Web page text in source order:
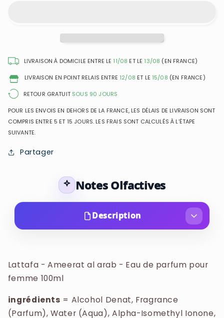
Rose
Eau
de
pour
femme
Rose
Eau
de
pour
femme
LIVRAISON À DOMICILE ENTRE LE 11/08 ET LE 13/08 (EN FRANCE)
LIVRAISON EN POINT RELAIS ENTRE 12/08 ET LE 15/08 (EN FRANCE)
RETOUR GRATUIT SOUS 90 JOURS
POUR LES ENVOIS EN DEHORS DE LA FRANCE, LES DÉLAIS DE LIVRAISON SONT
COMPRIS ENTRE 5 ET 15 JOURS. LES FRAIS SONT CALCULÉS À L’ÉTAPE
SUIVANTE.
Partager
Notes Olfactives
Description
ingrédients
Ionone, Anise Alcohol, Benzyl Alcohol, Benzyl
Lattafa - Ameerat al arab - Eau de parfum pour
femme 100ml
ingrédients = Alcohol Denat, Fragrance
(Parfum), Water (Aqua), Alpha-Isomethyl Ionone,